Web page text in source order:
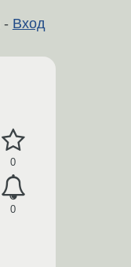
- Вход
0
0